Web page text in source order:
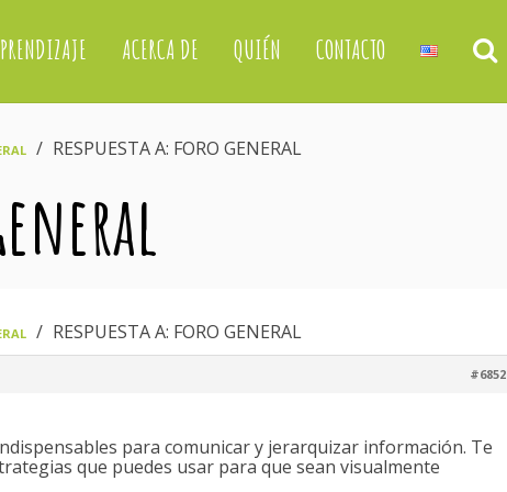
ACERCA DE QUIÉN CONTACTO
RESPUESTA A: FORO GENERAL
RESPUESTA A: FORO GENERAL
#6852
para comunicar y jerarquizar información. Te
que puedes usar para que sean visualmente